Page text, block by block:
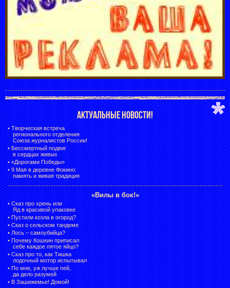
АКТУАЛЬНЫЕ НОВОСТИ!
• Творческая встреча
регионального отделения
Союза журналистов России!
• Бессмертный подвиг
в сердцах живых
• «Дорогами Победы»
• 9 Мая в деревне Фокино:
память и живая традиция
«Вилы в бок!»
• Сказ про хрень или
Яд в красивой упаковке
• Пустили козла в огород?
• Сказ о сельском тандеме
• Лось – самоубийца?
• Почему Кошкин приписал
себе каждое пятое яйцо?
• Сказ про то, как Тишка
лодочный мотор испытывал
• По мне, уж лучше пей,
да дело разумей
• В Зашижемье! Домой!